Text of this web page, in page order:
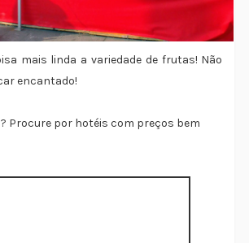
mais linda a variedade de frutas! Não
encantado!
Procure por hotéis com preços bem